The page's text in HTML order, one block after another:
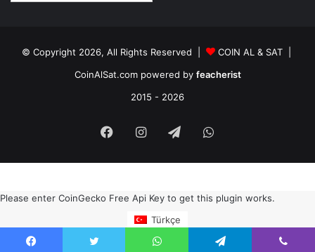
© Copyright 2026, All Rights Reserved |
COIN AL & SAT |
CoinAlSat.com powered by feacherist
2015 - 2026
FacebookInstagram
TelegramWhatsApp
Please enter CoinGecko Free Api Key to get this plugin works.
Türkçe